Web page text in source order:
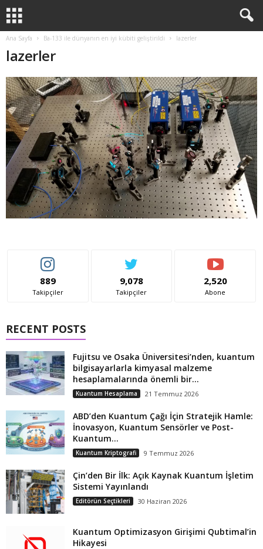
Ana Sayfa Ba-133 ile dünyanın en iyi kübiti geliştirildi lazerler
lazerler
889
Takipçiler
9,078
Takipçiler
2,520
Abone
RECENT POSTS
Fujitsu ve Osaka Üniversitesi’nden, kuantum
bilgisayarlarla kimyasal malzeme
hesaplamalarında önemli bir...
Kuantum Hesaplama 21 Temmuz 2026
ABD’den Kuantum Çağı İçin Stratejik Hamle:
İnovasyon, Kuantum Sensörler ve Post-
Kuantum...
Kuantum Kriptografi 9 Temmuz 2026
Çin’den Bir İlk: Açık Kaynak Kuantum İşletim
Sistemi Yayınlandı
Editörün Seçtikleri 30 Haziran 2026
Kuantum Optimizasyon Girişimi Qubtimal’in
Hikayesi